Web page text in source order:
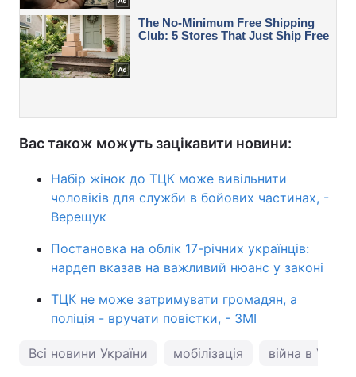
Вас також можуть зацікавити новини:
Набір жінок до ТЦК може вивільнити
чоловіків для служби в бойових частинах, -
Верещук
Постановка на облік 17-річних українців:
нардеп вказав на важливий нюанс у законі
ТЦК не може затримувати громадян, а
поліція - вручати повістки, - ЗМІ
Всі новини України мобілізація війна в